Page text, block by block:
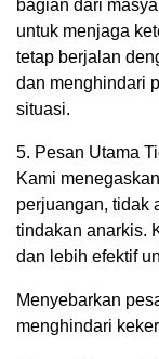
bagian dari
untuk menjaga
tetap berjalan
dan menghindari
situasi.
5. Pesan Utama
Kami
perjuangan, tidak
tindakan anarkis.
dan lebih efektif
Menyebarkan
menghindari